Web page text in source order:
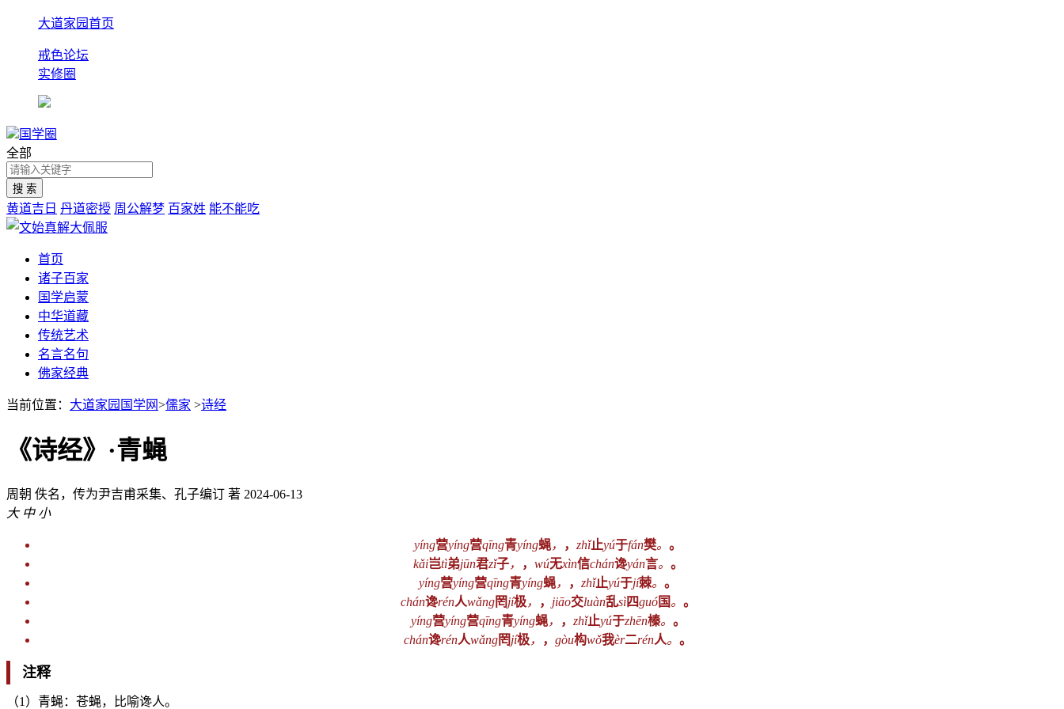
大道家园首页
戒色论坛
实修圈
国学圈
全部
黄道吉日 丹道密授 周公解梦 百家姓 能不能吃
首页
诸子百家
国学启蒙
中华道藏
传统艺术
名言名句
佛家经典
当前位置： 大道家园国学网>儒家 >诗经
《诗经》·青蝇
周朝 佚名，传为尹吉甫采集、孔子编订 著 2024-06-13
大 中 小
yíng营yíng营qīng青yíng蝇， ， zhǐ止yú于fán樊。 。
kǎi岂tì弟jūn君zǐ子， ， wú无xìn信chán谗yán言。 。
yíng营yíng营qīng青yíng蝇， ， zhǐ止yú于jí棘。 。
chán谗rén人wǎng罔jí极， ， jiāo交luàn乱sì四guó国 。 。
yíng营yíng营qīng青yíng蝇， ， zhǐ止yú于zhēn榛。 。
chán谗rén人wǎng罔jí极， ， gòu构wǒ我èr二rén人。 。
注释
（1）青蝇：苍蝇，比喻谗人。